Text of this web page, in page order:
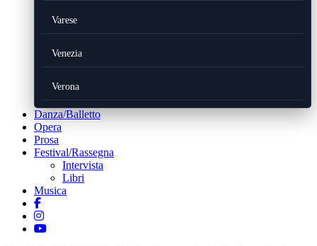
Varese
Venezia
Verona
Danza/Balletto
Opera
Prosa
Festival/Rassegna
Intervista
Libri
Musica